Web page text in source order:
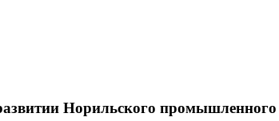
Норильского